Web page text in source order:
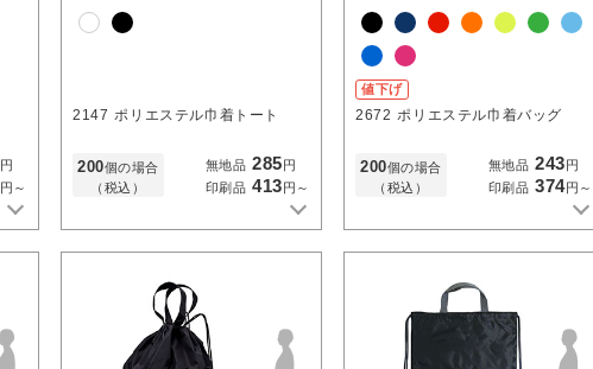
円
円～
2147 ポリエステル巾着トート
200個の場合
（税込）
無地品 285 円
印刷品 413 円～
値下げ
2672 ポリエステル巾着バッグ
200個の場合
（税込）
無地品 243 円
印刷品 374円～